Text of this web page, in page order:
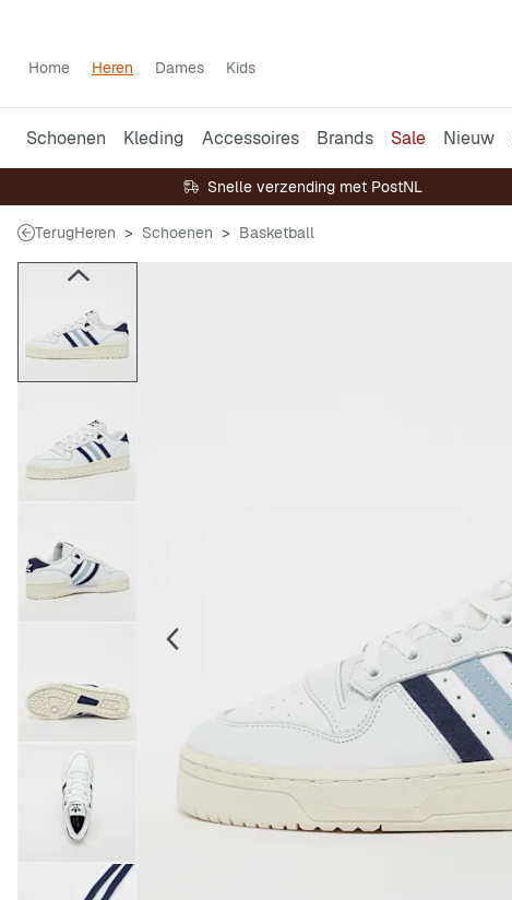
Home Heren Dames Kids
Schoenen Kleding Accessoires Brands Sale Nieuw
Snelle verzending met PostNL
TerugHeren Schoenen Basketball